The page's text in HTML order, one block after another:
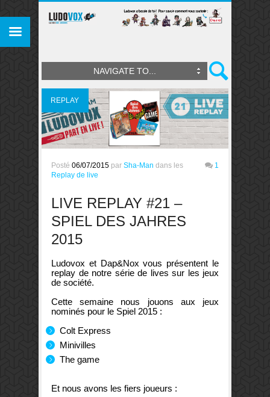
NAVIGATE TO...
REPLAY
DE LIVE
Posté 06/07/2015 par Sha-Man dans les
Replay de live
1
LIVE REPLAY #21 –
SPIEL DES JAHRES
2015
Ludovox et Dap&Nox vous présentent le
replay de notre série de lives sur les jeux
de société.
Cette semaine nous jouons aux jeux
nominés pour le Spiel 2015 :
Colt Express
Minivilles
The game
Et nous avons les fiers joueurs :